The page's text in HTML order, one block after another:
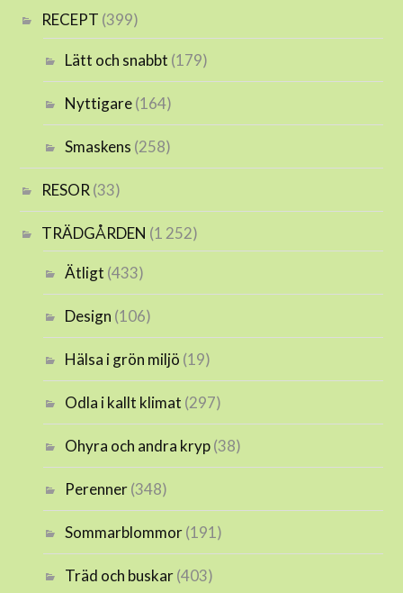
RECEPT (399)
Lätt och snabbt (179)
Nyttigare(164)
Smaskens (258)
RESOR (33)
TRÄDGÅRDEN (1 252)
Ätligt (433)
Design (106)
Hälsa i grön miljö (19)
Odla i kallt klimat (297)
Ohyra och andra kryp(38)
Perenner(348)
Sommarblommor(191)
Träd och buskar(403)